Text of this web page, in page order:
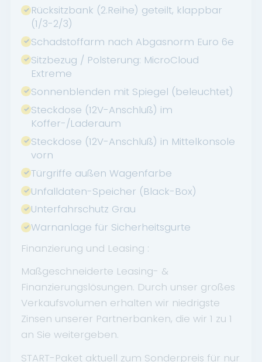
Rücksitzbank (2.Reihe) geteilt, klappbar
(1/3-2/3)
Schadstoffarm nach Abgasnorm Euro 6e
Sitzbezug / Polsterung: MicroCloud
Extreme
Sonnenblenden mit Spiegel (beleuchtet)
Steckdose (12V-Anschluß) im
Koffer-/Laderaum
Steckdose (12V-Anschluß) in Mittelkonsole
vorn
Türgriffe außen Wagenfarbe
Unfalldaten-Speicher (Black-Box)
Unterfahrschutz Grau
Warnanlage für Sicherheitsgurte
Finanzierung und Leasing :
Maßgeschneiderte Leasing- &
Finanzierungslösungen. Durch unser großes
Verkaufsvolumen erhalten wir niedrigste
Zinsen unserer Partnerbanken, die wir 1 zu 1
an Sie weitergeben.
START-Paket aktuell zum Sonderpreis für nur